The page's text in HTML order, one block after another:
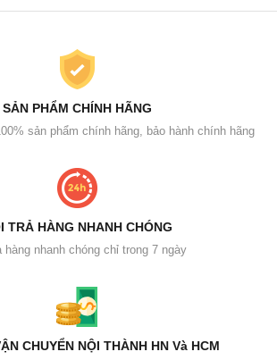
SẢN PHẨM CHÍNH HÃNG
sản phẩm chính hãng, bảo hành chính hãng
TRẢ HÀNG NHANH CHÓNG
hàng nhanh chóng chỉ trong 7 ngày
CHUYỂN NỘI THÀNH HN Và HCM